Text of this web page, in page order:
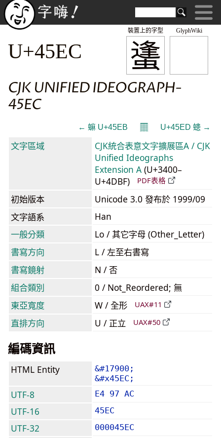
GlyphWiki
䗬
裝置上的字型
U+45EC
CJK UNIFIED IDEOGRAPH-
45EC
← 䗫 U+45EB 𝄜 U+45ED 䗭 →
文字區域
CJK統合表意文字擴展區A / CJK
Unified Ideographs
Extension A (U+3400–
U+4DBF)
PDF表格
初始版本
Unicode 3.0 發布於 1999/09
文字語系
Han
一般分類
Lo / 其它字母 (Other_Letter)
書寫方向
L / 左至右書寫
書寫鏡射
N / 否
組合類別
0 / Not_Reordered; 無
東亞寬度
W / 全形 UAX#11
直排方向 U / 正立 UAX#50
編碼資訊
HTML Entity
&#17900;
&#x45EC;
UTF-8 E4 97 AC
UTF-16 45EC
UTF-32 000045EC